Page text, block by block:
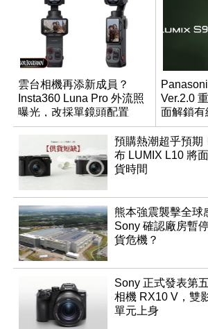
雲台相機再添新成員？
Insta360 Luna Pro 外流照
曝光，改採單鏡頭配置
Ver.2.0
面解鎖有
調編輯
預購熱潮超乎預期
布 LUMIX L10 將
貨時間
熊本強震襲擊全球
Sony 確認廠房暫
貨危機？
Sony 正式發表第
相機 RX10 V，雙
單元上身